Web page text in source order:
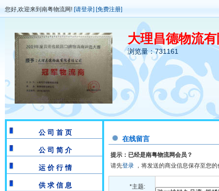
您好,欢迎来到南粤物流网! [请登录] [免费注册]
大理昌德物流
浏览量：731161
公 司 首 页
公 司 简 介
运 价 行 情
供 求 信 息
在线留言
提示：已经是南粤物流网会员？
请先登录 ，将发送的商业信息保存至您
*主题: